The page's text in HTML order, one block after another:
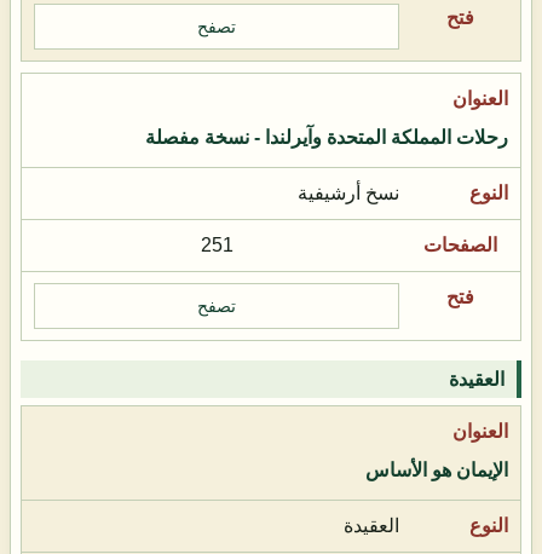
تصفح
رحلات المملكة المتحدة وآيرلندا - نسخة مفصلة
نسخ أرشيفية
251
تصفح
العقيدة
الإيمان هو الأساس
العقيدة